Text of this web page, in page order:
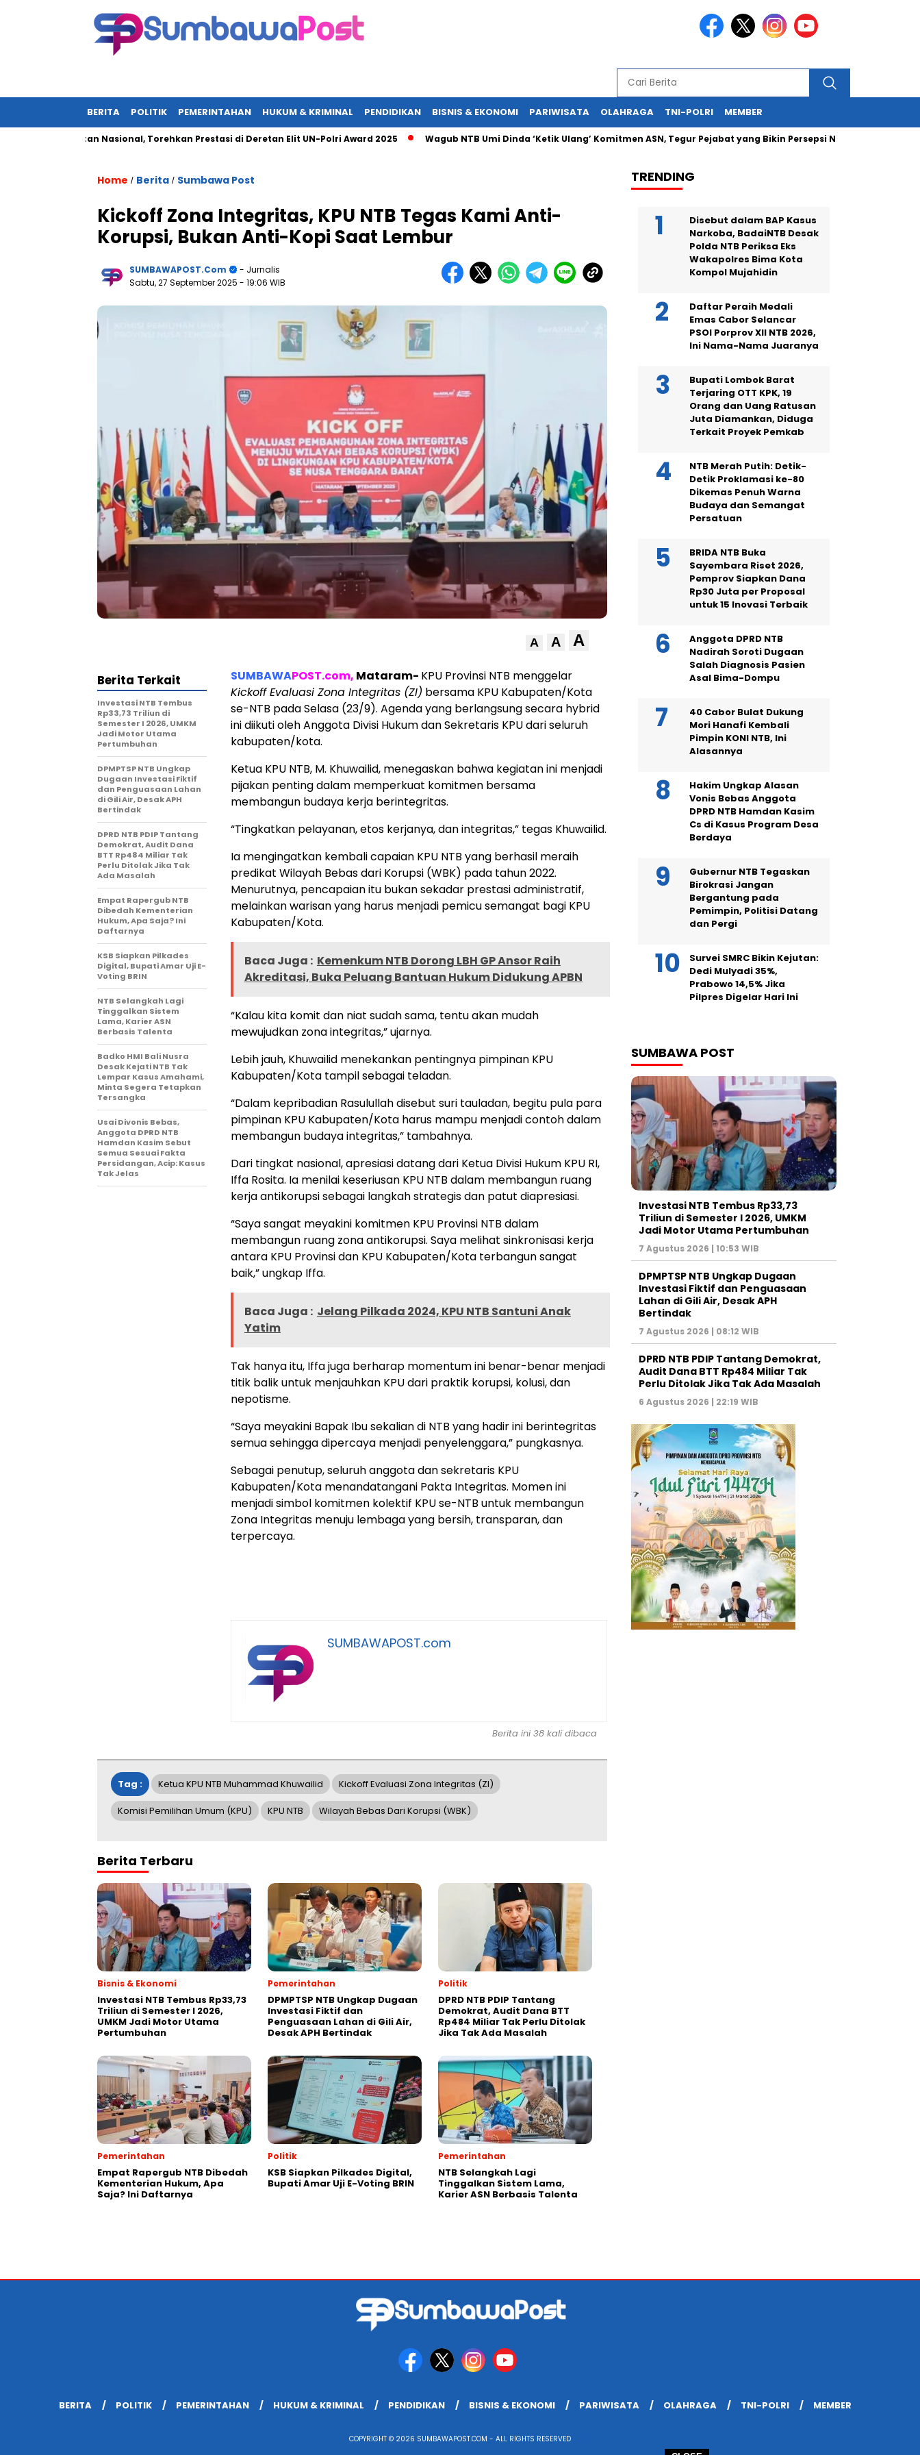
BERITA POLITIK PEMERINTAHAN HUKUM & KRIMINAL PENDIDIKAN BISNIS & EKONOMI PARIWISATA OLAHRAGA TNI-POLRI MEMBER
Jadi Sorotan Nasional, Torehkan Prestasi di Deretan Elit UN-Polri Award 2025 Wagub NTB Umi Dinda ‘Ketik Ulang’ Komitmen ASN, Tegur Pejabat yang Bikin Persepsi Negatif
Home / Berita / Sumbawa Post
Kickoff Zona Integritas, KPU NTB Tegas Kami Anti-
Korupsi, Bukan Anti-Kopi Saat Lembur
SUMBAWAPOST.com
- Jurnalis
Sabtu, 27 September 2025 - 19:06 WIB
A A A
SUMBAWAPOST.com, Mataram- KPU Provinsi NTB menggelar
Kickoff Evaluasi Zona Integritas (ZI) bersama KPU Kabupaten/Kota
se-NTB pada Selasa (23/9). Agenda yang berlangsung secara hybrid
ini diikuti oleh Anggota Divisi Hukum dan Sekretaris KPU dari seluruh
kabupaten/kota.
Ketua KPU NTB, M. Khuwailid, menegaskan bahwa kegiatan ini menjadi
pijakan penting dalam memperkuat komitmen bersama
membangun budaya kerja berintegritas.
“Tingkatkan pelayanan, etos kerjanya, dan integritas,” tegas Khuwailid.
Ia mengingatkan kembali capaian KPU NTB yang berhasil meraih
predikat Wilayah Bebas dari Korupsi (WBK) pada tahun 2022.
Menurutnya, pencapaian itu bukan sekadar prestasi administratif,
melainkan warisan yang harus menjadi pemicu semangat bagi KPU
Kabupaten/Kota.
Baca Juga : Kemenkum NTB Dorong LBH GP Ansor Raih
Akreditasi, Buka Peluang Bantuan Hukum Didukung APBN
“Kalau kita komit dan niat sudah sama, tentu akan mudah
mewujudkan zona integritas,” ujarnya.
Lebih jauh, Khuwailid menekankan pentingnya pimpinan KPU
Kabupaten/Kota tampil sebagai teladan.
“Dalam kepribadian Rasulullah disebut suri tauladan, begitu pula para
pimpinan KPU Kabupaten/Kota harus mampu menjadi contoh dalam
membangun budaya integritas,” tambahnya.
Dari tingkat nasional, apresiasi datang dari Ketua Divisi Hukum KPU RI,
Iffa Rosita. Ia menilai keseriusan KPU NTB dalam membangun ruang
kerja antikorupsi sebagai langkah strategis dan patut diapresiasi.
“Saya sangat meyakini komitmen KPU Provinsi NTB dalam
membangun ruang zona antikorupsi. Saya melihat sinkronisasi kerja
antara KPU Provinsi dan KPU Kabupaten/Kota terbangun sangat
baik,” ungkap Iffa.
Baca Juga : Jelang Pilkada 2024, KPU NTB Santuni Anak
Yatim
Tak hanya itu, Iffa juga berharap momentum ini benar-benar menjadi
titik balik untuk menjauhkan KPU dari praktik korupsi, kolusi, dan
nepotisme.
“Saya meyakini Bapak Ibu sekalian di NTB yang hadir ini berintegritas
semua sehingga dipercaya menjadi penyelenggara,” pungkasnya.
Sebagai penutup, seluruh anggota dan sekretaris KPU
Kabupaten/Kota menandatangani Pakta Integritas. Momen ini
menjadi simbol komitmen kolektif KPU se-NTB untuk membangun
Zona Integritas menuju lembaga yang bersih, transparan, dan
terpercaya.
SUMBAWAPOST.com
Berita Terkait
Investasi NTB Tembus
Rp33,73 Triliun di
Semester I 2026, UMKM
Jadi Motor Utama
Pertumbuhan
DPMPTSP NTB Ungkap
Dugaan Investasi Fiktif
dan Penguasaan Lahan
di Gili Air, Desak APH
Bertindak
DPRD NTB PDIP Tantang
Demokrat, Audit Dana
BTT Rp484 Miliar Tak
Perlu Ditolak Jika Tak
Ada Masalah
Empat Rapergub NTB
Dibedah Kementerian
Hukum, Apa Saja? Ini
Daftarnya
KSB Siapkan Pilkades
Digital, Bupati Amar Uji E-
Voting BRIN
NTB Selangkah Lagi
Tinggalkan Sistem
Lama, Karier ASN
Berbasis Talenta
Badko HMI Bali Nusra
Desak Kejati NTB Tak
Lempar Kasus Amahami,
Minta Segera Tetapkan
Tersangka
Usai Divonis Bebas,
Anggota DPRD NTB
Hamdan Kasim Sebut
Semua Sesuai Fakta
Persidangan, Acip: Kasus
Tak Jelas
Berita ini 38 kali dibaca
Tag : Ketua KPU NTB Muhammad Khuwailid Kickoff Evaluasi Zona Integritas (ZI)
Komisi Pemilihan Umum (KPU) KPU NTB Wilayah Bebas Dari Korupsi (WBK)
Berita Terbaru
Bisnis & Ekonomi
Investasi NTB Tembus Rp33,73
Triliun di Semester I 2026,
UMKM Jadi Motor Utama
Pertumbuhan
Pemerintahan
DPMPTSP NTB Ungkap Dugaan
Investasi Fiktif dan
Penguasaan Lahan di Gili Air,
Desak APH Bertindak
Politik
DPRD NTB PDIP Tantang
Demokrat, Audit Dana BTT
Rp484 Miliar Tak Perlu Ditolak
Jika Tak Ada Masalah
Pemerintahan
Empat Rapergub NTB Dibedah
Kementerian Hukum, Apa
Saja? Ini Daftarnya
Politik
KSB Siapkan Pilkades Digital,
Bupati Amar Uji E-Voting BRIN
Pemerintahan
NTB Selangkah Lagi
Tinggalkan Sistem Lama,
Karier ASN Berbasis Talenta
TRENDING
Disebut dalam BAP Kasus
Narkoba, BadaiNTB Desak
Polda NTB Periksa Eks
Wakapolres Bima Kota
Kompol Mujahidin
Daftar Peraih Medali
Emas Cabor Selancar
PSOI Porprov XII NTB 2026,
Ini Nama-Nama Juaranya
Bupati Lombok Barat
Terjaring OTT KPK, 19
Orang dan Uang Ratusan
Juta Diamankan, Diduga
Terkait Proyek Pemkab
NTB Merah Putih: Detik-
Detik Proklamasi ke-80
Dikemas Penuh Warna
Budaya dan Semangat
Persatuan
BRIDA NTB Buka
Sayembara Riset 2026,
Pemprov Siapkan Dana
Rp30 Juta per Proposal
untuk 15 Inovasi Terbaik
Anggota DPRD NTB
Nadirah Soroti Dugaan
Salah Diagnosis Pasien
Asal Bima-Dompu
40 Cabor Bulat Dukung
Mori Hanafi Kembali
Pimpin KONI NTB, Ini
Alasannya
Hakim Ungkap Alasan
Vonis Bebas Anggota
DPRD NTB Hamdan Kasim
Cs di Kasus Program Desa
Berdaya
Gubernur NTB Tegaskan
Birokrasi Jangan
Bergantung pada
Pemimpin, Politisi Datang
dan Pergi
Survei SMRC Bikin Kejutan:
Dedi Mulyadi 35%,
Prabowo 14,5% Jika
Pilpres Digelar Hari Ini
SUMBAWA POST
Investasi NTB Tembus Rp33,73
Triliun di Semester I 2026, UMKM
Jadi Motor Utama Pertumbuhan
7 Agustus 2026 | 10:53 WIB
DPMPTSP NTB Ungkap Dugaan
Investasi Fiktif dan Penguasaan
Lahan di Gili Air, Desak APH
Bertindak
7 Agustus 2026 | 08:12 WIB
DPRD NTB PDIP Tantang Demokrat,
Audit Dana BTT Rp484 Miliar Tak
Perlu Ditolak Jika Tak Ada Masalah
6 Agustus 2026 | 22:19 WIB
BERITA POLITIK PEMERINTAHAN HUKUM & KRIMINAL PENDIDIKAN BISNIS & EKONOMI PARIWISATA OLAHRAGA TNI-POLRI MEMBER
COPYRIGHT © 2026 SUMBAWAPOST.COM - ALL RIGHTS RESERVED